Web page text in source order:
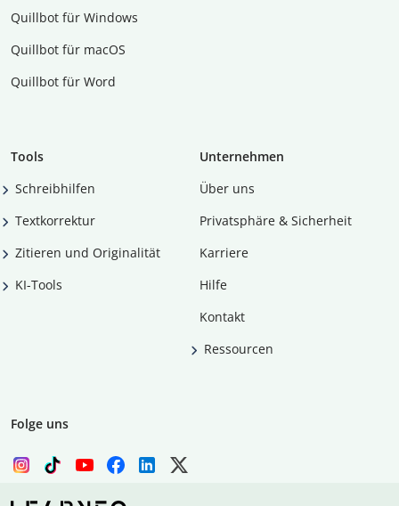
Quillbot für Windows
Quillbot für macOS
Quillbot für Word
Tools
Schreibhilfen
Textkorrektur
Zitieren und Originalität
KI-Tools
Unternehmen
Über uns
Privatsphäre & Sicherheit
Karriere
Hilfe
Kontakt
Ressourcen
Folge uns